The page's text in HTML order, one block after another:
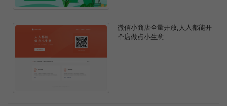
微信小商店全量开放,人人都能开
个店做点小生意